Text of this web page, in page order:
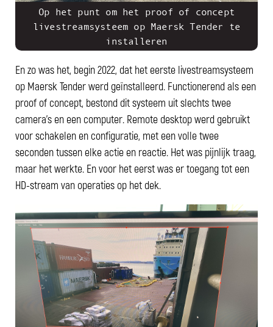
Op het punt om het proof of concept
livestreamsysteem op Maersk Tender te
installeren
En zo was het, begin 2022, dat het eerste livestreamsysteem
op Maersk Tender werd geïnstalleerd. Functionerend als een
proof of concept, bestond dit systeem uit slechts twee
camera's en een computer. Remote desktop werd gebruikt
voor schakelen en configuratie, met een volle twee
seconden tussen elke actie en reactie. Het was pijnlijk traag,
maar het werkte. En voor het eerst was er toegang tot een
HD-stream van operaties op het dek.